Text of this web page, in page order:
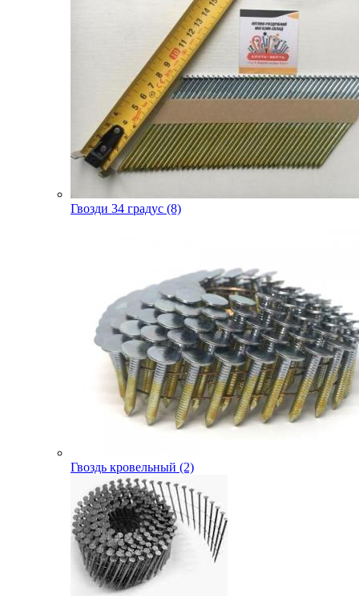
Гвозди 34 градус (8)
Гвоздь кровельный (2)